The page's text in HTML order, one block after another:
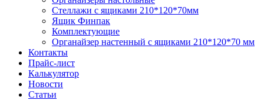
Стеллажи с ящиками 210*120*70мм
Ящик Финпак
Комплектующие
Органайзер настенный с ящиками 210*120*70 мм
Контакты
Прайс-лист
Калькулятор
Новости
Статьи